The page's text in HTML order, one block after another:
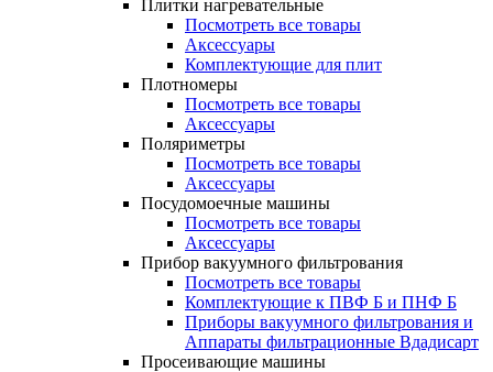
Плитки нагревательные
Посмотреть все товары
Аксессуары
Комплектующие для плит
Плотномеры
Посмотреть все товары
Аксессуары
Поляриметры
Посмотреть все товары
Аксессуары
Посудомоечные машины
Посмотреть все товары
Аксессуары
Прибор вакуумного фильтрования
Посмотреть все товары
Комплектующие к ПВФ Б и ПНФ Б
Приборы вакуумного фильтрования и
Аппараты фильтрационные Вдадисарт
Просеивающие машины